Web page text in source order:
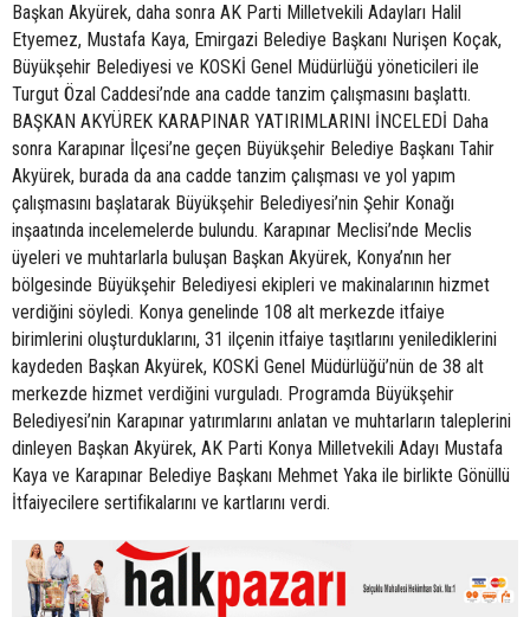
Başkan Akyürek, daha sonra AK Parti Milletvekili Adayları Halil
Etyemez, Mustafa Kaya, Emirgazi Belediye Başkanı Nurişen Koçak,
Büyükşehir Belediyesi ve KOSKİ Genel Müdürlüğü yöneticileri ile
Turgut Özal Caddesi’nde ana cadde tanzim çalışmasını başlattı.
BAŞKAN AKYÜREK KARAPINAR YATIRIMLARINI İNCELEDİ Daha
sonra Karapınar İlçesi’ne geçen Büyükşehir Belediye Başkanı Tahir
Akyürek, burada da ana cadde tanzim çalışması ve yol yapım
çalışmasını başlatarak Büyükşehir Belediyesi’nin Şehir Konağı
inşaatında incelemelerde bulundu. Karapınar Meclisi’nde Meclis
üyeleri ve muhtarlarla buluşan Başkan Akyürek, Konya’nın her
bölgesinde Büyükşehir Belediyesi ekipleri ve makinalarının hizmet
verdiğini söyledi. Konya genelinde 108 alt merkezde itfaiye
birimlerini oluşturduklarını, 31 ilçenin itfaiye taşıtlarını yenilediklerini
kaydeden Başkan Akyürek, KOSKİ Genel Müdürlüğü’nün de 38 alt
merkezde hizmet verdiğini vurguladı. Programda Büyükşehir
Belediyesi’nin Karapınar yatırımlarını anlatan ve muhtarların taleplerini
dinleyen Başkan Akyürek, AK Parti Konya Milletvekili Adayı Mustafa
Kaya ve Karapınar Belediye Başkanı Mehmet Yaka ile birlikte Gönüllü
İtfaiyecilere sertifikalarını ve kartlarını verdi.